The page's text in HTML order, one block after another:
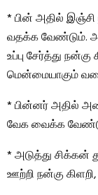
* பின் அதில்
வதக்க வேண்டும்.
உப்பு சேர்த்து
மென்மையாகும்
* பின்னர் அதில்
வேக வைக்க
* அடுத்து சிக்கன்
ஊற்றி நன்கு